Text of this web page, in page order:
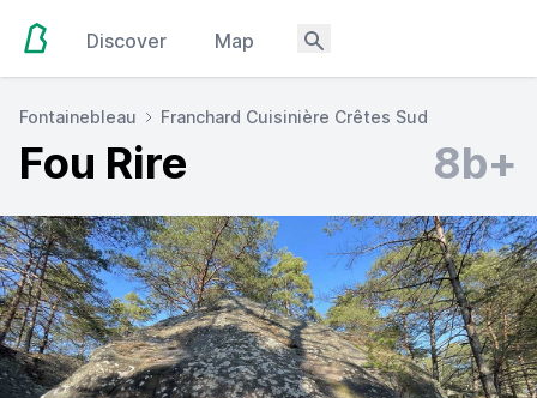
Discover Map
Fontainebleau Franchard Cuisinière Crêtes Sud
Fou Rire 8b+